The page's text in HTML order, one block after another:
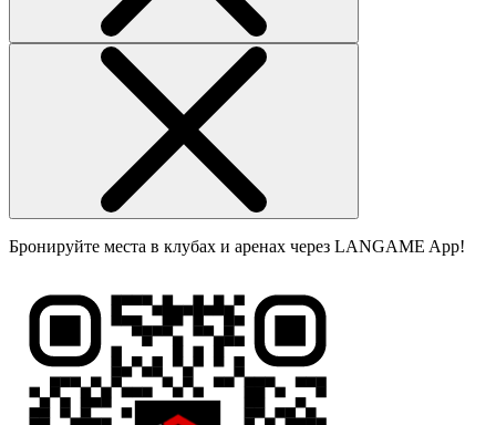
Бронируйте места в клубах и аренах через LANGAME App!